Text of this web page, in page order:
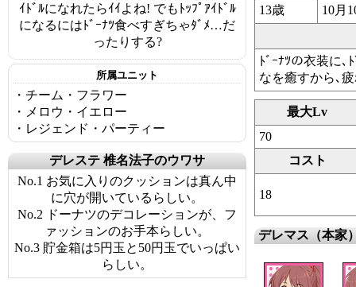
13歳
10月
ﾄﾞｰﾅﾂの衣装に､
なを癒すから､
最大Lv
70
コスト
18
デレマス（本家
ｲﾄﾞﾙになれたらｲｲよね! でもﾄｯﾌﾟｱｲﾄﾞﾙ
になるにはﾄﾞｰﾅﾂ食べすぎちゃﾀﾞﾒ…だ
ったりする?
所属ユニット
・チーム・フラワー
・メロウ・イエロー
・レジェンド・パーティー
デレステ 椎名法子のウワサ
No.1 お気に入りのクッションは真ん中
に穴が開いているらしい。
No.2 ドーナツのデコレーションが、フ
ァッションのお手本らしい。
No.3 貯金箱は5円玉と50円玉でいっぱい
らしい。